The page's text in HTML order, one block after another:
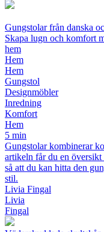
Gungstolar från danska
Skapa lugn och komfort
hem
Hem
Hem
Gungstol
Designmöbler
Inredning
Komfort
Hem
5 min
Gungstolar kombinerar
artikeln får du en
så att du kan hitta den
stil.
Livia Fingal
Livia
Fingal